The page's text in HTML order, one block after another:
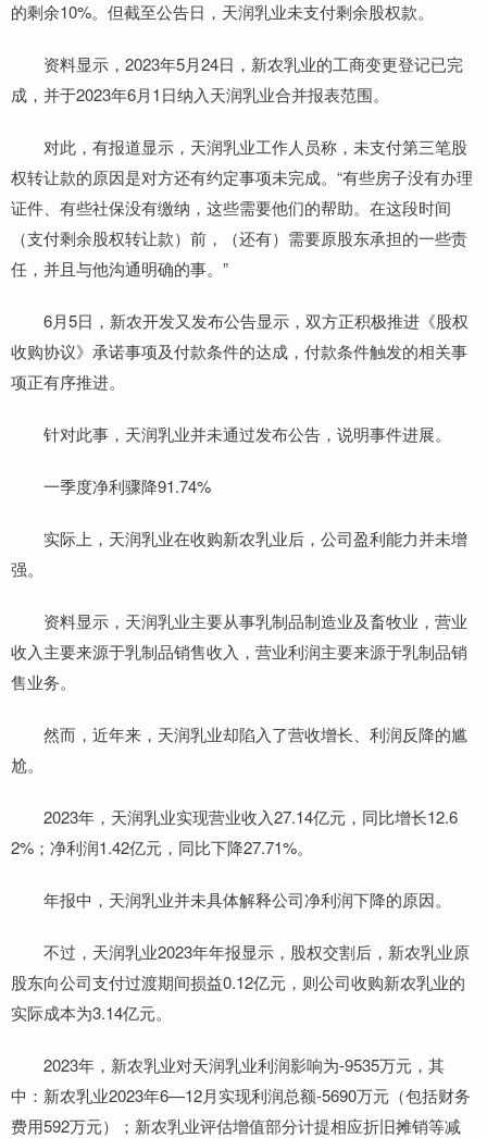
的剩余10%。但截至公告日，天润乳业未支付剩余股权款。
资料显示，2023年5月24日，新农乳业的工商变更登记已完
成，并于2023年6月1日纳入天润乳业合并报表范围。
对此，有报道显示，天润乳业工作人员称，未支付第三笔股
权转让款的原因是对方还有约定事项未完成。“有些房子没有办理
证件、有些社保没有缴纳，这些需要他们的帮助。在这段时间
（支付剩余股权转让款）前，（还有）需要原股东承担的一些责
任，并且与他沟通明确的事。”
6月5日，新农开发又发布公告显示，双方正积极推进《股权
收购协议》承诺事项及付款条件的达成，付款条件触发的相关事
项正有序推进。
针对此事，天润乳业并未通过发布公告，说明事件进展。
一季度净利骤降91.74%
实际上，天润乳业在收购新农乳业后，公司盈利能力并未增
强。
资料显示，天润乳业主要从事乳制品制造业及畜牧业，营业
收入主要来源于乳制品销售收入，营业利润主要来源于乳制品销
售业务。
然而，近年来，天润乳业却陷入了营收增长、利润反降的尴
尬。
2023年，天润乳业实现营业收入27.14亿元，同比增长12.6
2%；净利润1.42亿元，同比下降27.71%。
年报中，天润乳业并未具体解释公司净利润下降的原因。
不过，天润乳业2023年年报显示，股权交割后，新农乳业原
股东向公司支付过渡期间损益0.12亿元，则公司收购新农乳业的
实际成本为3.14亿元。
2023年，新农乳业对天润乳业利润影响为-9535万元，其
中：新农乳业2023年6—12月实现利润总额-5690万元（包括财务
费用592万元）；新农乳业评估增值部分计提相应折旧摊销等减